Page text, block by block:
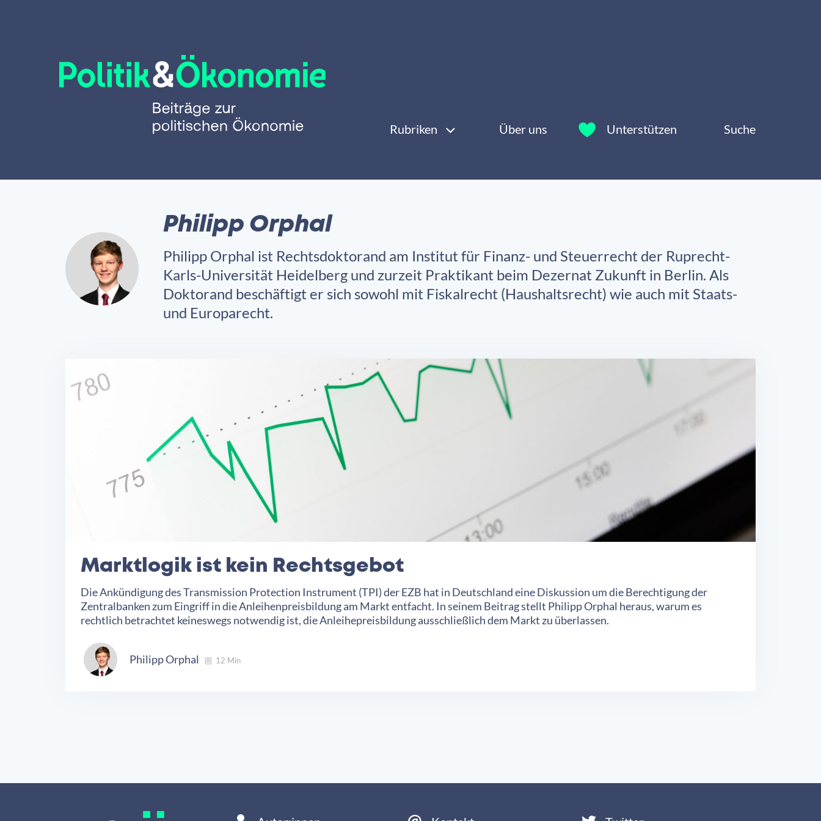
Rubriken Über uns Unterstützen Suche
Philipp Orphal
Philipp Orphal ist Rechtsdoktorand am Institut für Finanz- und Steuerrecht der Ruprecht-
Karls-Universität Heidelberg und zurzeit Praktikant beim Dezernat Zukunft in Berlin. Als
Doktorand beschäftigt er sich sowohl mit Fiskalrecht (Haushaltsrecht) wie auch mit Staats-
und Europarecht.
Marktlogik ist kein Rechtsgebot
Die Ankündigung des Transmission Protection Instrument (TPI) der EZB hat in Deutschland eine Diskussion um die Berechtigung der
Zentralbanken zum Eingriff in die Anleihenpreisbildung am Markt entfacht. In seinem Beitrag stellt Philipp Orphal heraus, warum es
rechtlich betrachtet keineswegs notwendig ist, die Anleihepreisbildung ausschließlich dem Markt zu überlassen.
Philipp Orphal 12 Min